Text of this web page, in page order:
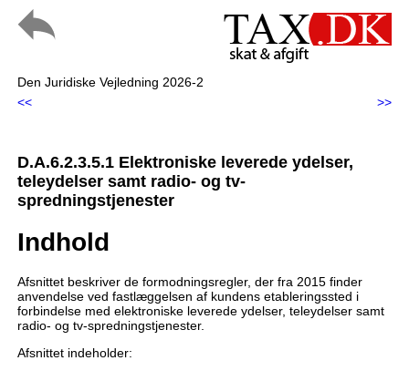
Den Juridiske Vejledning 2026-2
<<
>>
D.A.6.2.3.5.1 Elektroniske leverede ydelser,
teleydelser samt radio- og tv-
spredningstjenester
Indhold
Afsnittet beskriver de formodningsregler, der fra 2015 finder
anvendelse ved fastlæggelsen af kundens etableringssted i
forbindelse med elektroniske leverede ydelser, teleydelser samt
radio- og tv-spredningstjenester.
Afsnittet indeholder: